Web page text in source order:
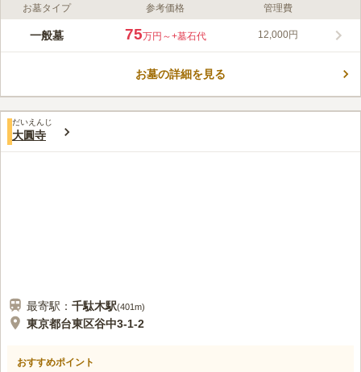
ライフドット編集部のコメント
日比谷線「南千住駅」から徒歩13分と歩いてお参りできるのでア
います。バスや電車の公共交通機関も使えます。入口には、樹齢
口コミ評価
この霊園はまだ誰からも評価されていません。
お墓タイプ 参考価格 管理費
一般墓 75万円～+墓石代 12,000円
お墓の詳細を見る
だいえんじ
大圓寺
最寄駅： 千駄木駅(401m)
東京都台東区谷中3-1-2
おすすめポイント